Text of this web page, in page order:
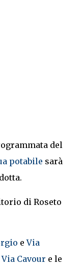
del
potabile sarà
di Roseto
eVia
Via Cavour e le